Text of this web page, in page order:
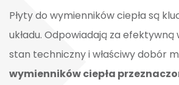
Płyty do wymienników ciepła są
układu. Odpowiadają za
stan techniczny i właściwy dobór
wymienników ciepła